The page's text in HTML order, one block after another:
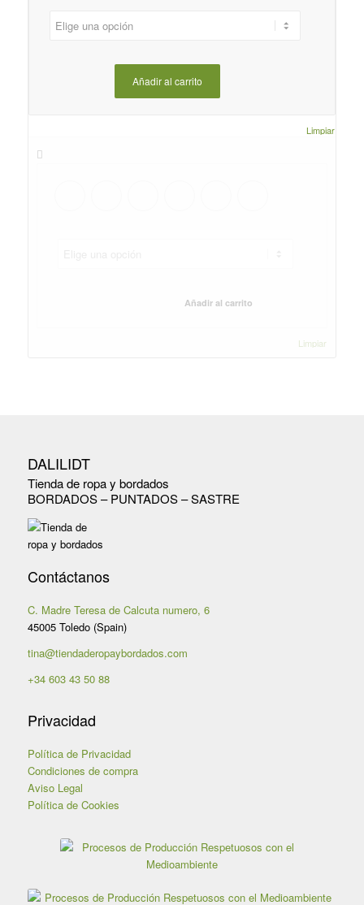
Limpiar
Añadir al carrito
Limpiar
Añadir al carrito
DALILIDT
Tienda de ropa y bordados
BORDADOS – PUNTADOS – SASTRE
Contáctanos
C. Madre Teresa de Calcuta numero, 6
45005 Toledo (Spain)
tina@tiendaderopaybordados.com
+34 603 43 50 88
Privacidad
Política de Privacidad
Condiciones de compra
Aviso Legal
Política de Cookies